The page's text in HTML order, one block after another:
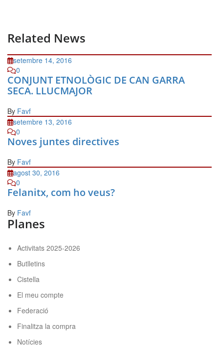
Related News
setembre 14, 2016
0
CONJUNT ETNOLÒGIC DE CAN GARRA
SECA. LLUCMAJOR
By Favf
setembre 13, 2016
0
Noves juntes directives
By Favf
agost 30, 2016
0
Felanitx, com ho veus?
By Favf
Planes
Activitats 2025-2026
Butlletins
Cistella
El meu compte
Federació
Finalitza la compra
Notícies